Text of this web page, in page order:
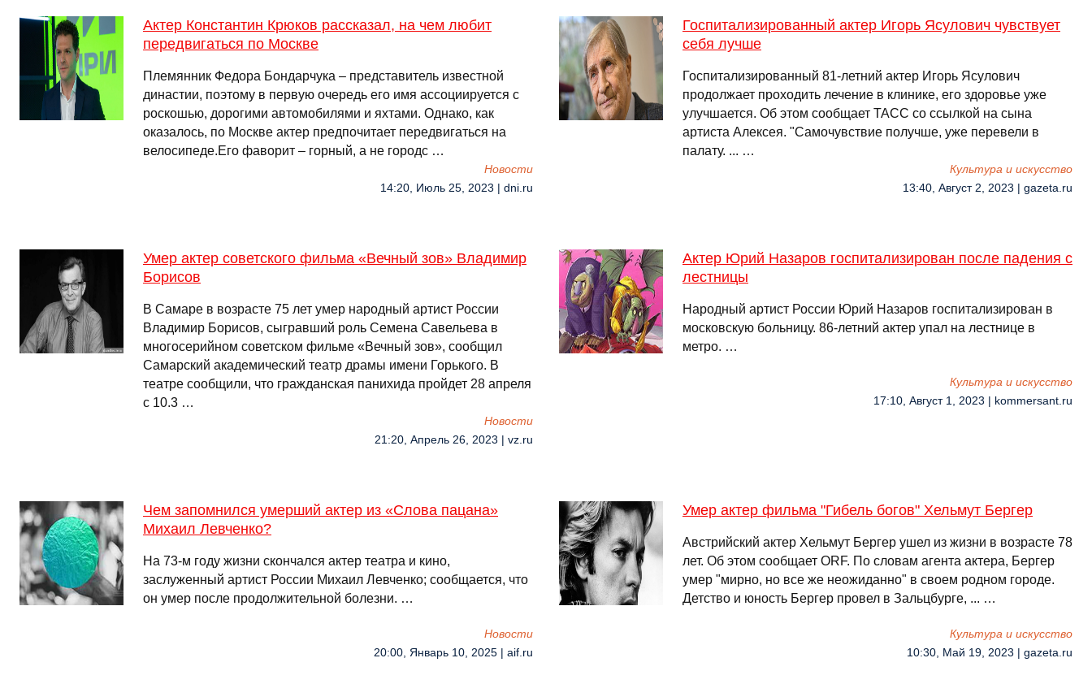
Актер Константин Крюков рассказал, на чем любит
передвигаться по Москве
Племянник Федора Бондарчука – представитель известной
династии, поэтому в первую очередь его имя ассоциируется с
роскошью, дорогими автомобилями и яхтами. Однако, как
оказалось, по Москве актер предпочитает передвигаться на
велосипеде.Его фаворит – горный, а не городс …
Новости
14:20, Июль 25, 2023 | dni.ru
Госпитализированный актер Игорь Ясулович чувствует
себя лучше
Госпитализированный 81-летний актер Игорь Ясулович
продолжает проходить лечение в клинике, его здоровье уже
улучшается. Об этом сообщает ТАСС со ссылкой на сына
артиста Алексея. "Самочувствие получше, уже перевели в
палату. ... …
Культура и искусство
13:40, Август 2, 2023 | gazeta.ru
Умер актер советского фильма «Вечный зов» Владимир
Борисов
В Самаре в возрасте 75 лет умер народный артист России
Владимир Борисов, сыгравший роль Семена Савельева в
многосерийном советском фильме «Вечный зов», сообщил
Самарский академический театр драмы имени Горького. В
театре сообщили, что гражданская панихида пройдет 28 апреля
с 10.3 …
Новости
21:20, Апрель 26, 2023 | vz.ru
Актер Юрий Назаров госпитализирован после падения с
лестницы
Народный артист России Юрий Назаров госпитализирован в
московскую больницу. 86-летний актер упал на лестнице в
метро. …
Культура и искусство
17:10, Август 1, 2023 | kommersant.ru
Чем запомнился умерший актер из «Слова пацана»
Михаил Левченко?
На 73-м году жизни скончался актер театра и кино,
заслуженный артист России Михаил Левченко; сообщается, что
он умер после продолжительной болезни. …
Новости
20:00, Январь 10, 2025 | aif.ru
Умер актер фильма "Гибель богов" Хельмут Бергер
Австрийский актер Хельмут Бергер ушел из жизни в возрасте 78
лет. Об этом сообщает ORF. По словам агента актера, Бергер
умер "мирно, но все же неожиданно" в своем родном городе.
Детство и юность Бергер провел в Зальцбурге, ... …
Культура и искусство
10:30, Май 19, 2023 | gazeta.ru